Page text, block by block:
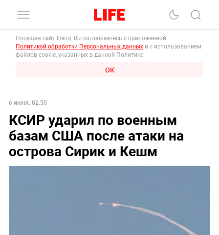
Посещая сайт life.ru, Вы соглашаетесь с приложенной
Политикой обработки Персональных данных и с использованием
файлов cookie, указанных в данной Политике.
ОК
6 июня, 02:50
КСИР ударил по военным
базам США после атаки на
острова Сирик и Кешм